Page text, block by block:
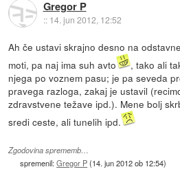
Gregor P
:: 14. jun 2012, 12:52
Ah če ustavi skrajno desno na
moti, pa naj ima suh avto
, tako ali
njega po voznem pasu; je pa seveda
pravega razloga, zakaj je ustavil
zdravstvene težave ipd.). Mene bolj
sredi ceste, ali tunelih ipd.
Zgodovina sprememb…
spremenil:Gregor P(14. jun 2012 ob 12:54)